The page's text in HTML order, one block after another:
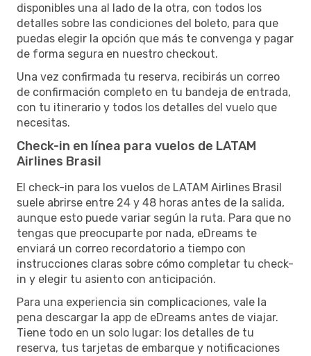
disponibles una al lado de la otra, con todos los
detalles sobre las condiciones del boleto, para que
puedas elegir la opción que más te convenga y pagar
de forma segura en nuestro checkout.
Una vez confirmada tu reserva, recibirás un correo
de confirmación completo en tu bandeja de entrada,
con tu itinerario y todos los detalles del vuelo que
necesitas.
Check-in en línea para vuelos de LATAM
Airlines Brasil
El check-in para los vuelos de LATAM Airlines Brasil
suele abrirse entre 24 y 48 horas antes de la salida,
aunque esto puede variar según la ruta. Para que no
tengas que preocuparte por nada, eDreams te
enviará un correo recordatorio a tiempo con
instrucciones claras sobre cómo completar tu check-
in y elegir tu asiento con anticipación.
Para una experiencia sin complicaciones, vale la
pena descargar la app de eDreams antes de viajar.
Tiene todo en un solo lugar: los detalles de tu
reserva, tus tarjetas de embarque y notificaciones